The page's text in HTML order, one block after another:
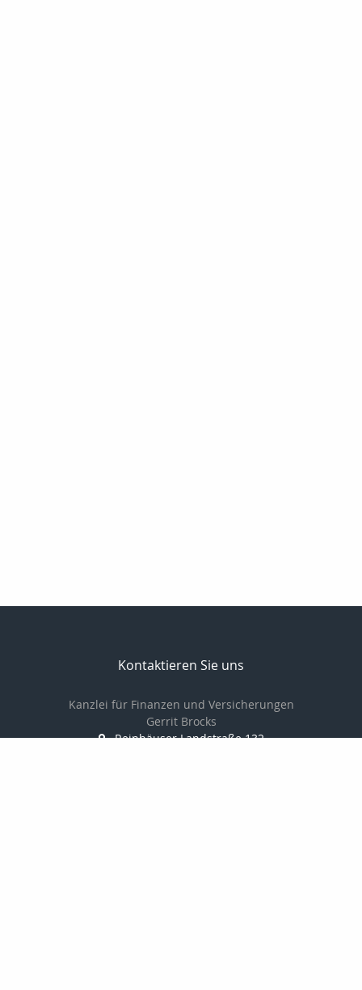
Kontaktieren Sie uns
Kanzlei für Finanzen und Versicherungen
Gerrit Brocks
Reinhäuser Landstraße 132